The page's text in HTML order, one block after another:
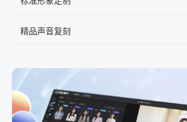
精品声音复刻